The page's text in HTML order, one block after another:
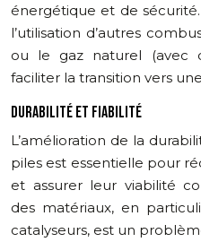
énergétique et de
l’utilisation d’autres
ou le gaz naturel (avec
faciliter la transition vers
DURABILITÉ ET FIABILITÉ
L’amélioration de la
piles est essentielle pour
et assurer leur viabilité
des matériaux, en
catalyseurs, est un